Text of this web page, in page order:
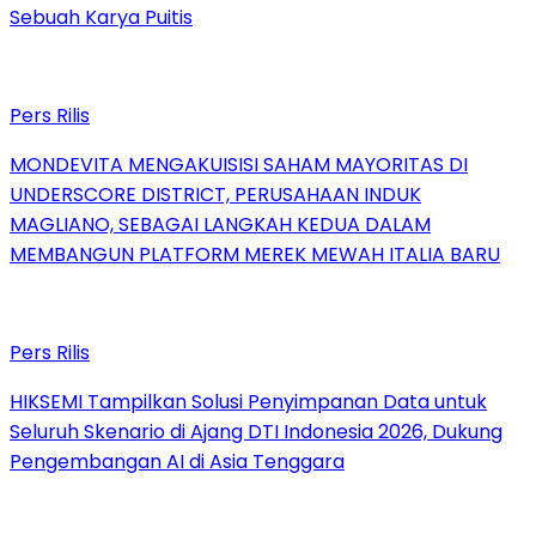
Sebuah Karya Puitis
Pers Rilis
MONDEVITA MENGAKUISISI SAHAM MAYORITAS DI
UNDERSCORE DISTRICT, PERUSAHAAN INDUK
MAGLIANO, SEBAGAI LANGKAH KEDUA DALAM
MEMBANGUN PLATFORM MEREK MEWAH ITALIA BARU
Pers Rilis
HIKSEMI Tampilkan Solusi Penyimpanan Data untuk
Seluruh Skenario di Ajang DTI Indonesia 2026, Dukung
Pengembangan AI di Asia Tenggara